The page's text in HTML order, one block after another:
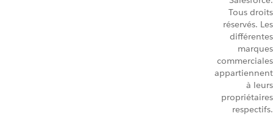
Tous droits
réservés. Les
différentes
marques
commerciales
appartiennent
à leurs
propriétaires
respectifs.